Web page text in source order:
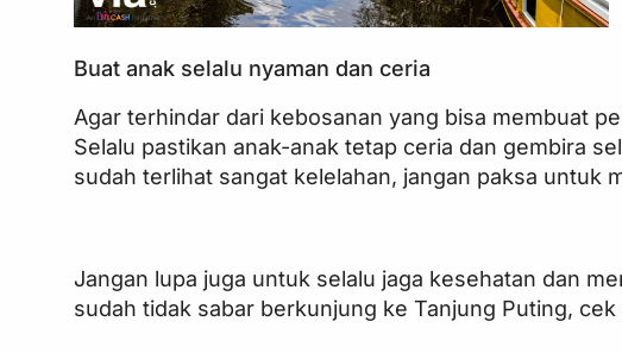
Buat anak selalu nyaman dan ceria
Agar terhindar dari kebosanan yang bisa membuat
Selalu pastikan anak-anak tetap ceria dan gembira
sudah terlihat sangat kelelahan, jangan paksa untuk
Jangan lupa juga untuk selalu jaga kesehatan dan
sudah tidak sabar berkunjung ke Tanjung Puting, cek